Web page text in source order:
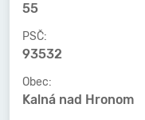
55
PSČ:
93532
Obec:
Kalná nad Hronom